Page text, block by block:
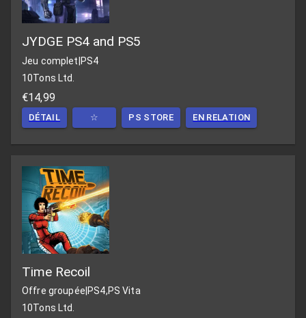
JYDGE PS4 and PS5
Jeu complet PS4
10Tons Ltd.
€14,99
DÉTAIL ☆ PS STORE EN RELATION
Time Recoil
Offre groupée PS4,PS Vita
10Tons Ltd.